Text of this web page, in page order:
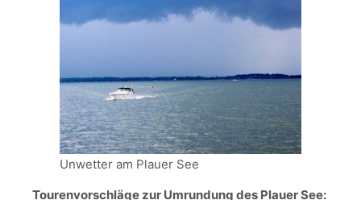
Unwetter am Plauer See
Tourenvorschläge zur Umrundung des Plauer See: